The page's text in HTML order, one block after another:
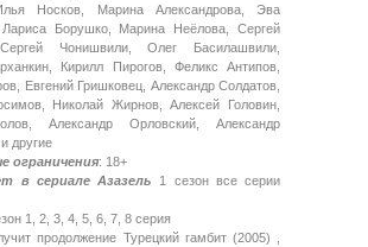
Носков, Марина Александрова, Эва
Лариса Борушко, Марина Неёлова, Сергей
Чонишвили, Олег Басилашвили,
Кирилл Пирогов, Феликс Антипов,
Евгений Гришковец, Александр Солдатов,
Николай Жирнов, Алексей Головин,
Александр Орловский, Александр
другие
ограничения: 18+
в сериале Азазель 1 сезон все серии
1, 2, 3, 4, 5, 6, 7, 8 серия
продолжение Турецкий гамбит (2005) ,